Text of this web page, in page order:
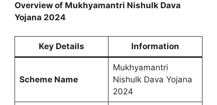
Overview of Mukhyamantri Nishulk Dava
Yojana 2024
Key Details Information
Scheme Name
Mukhyamantri
Nishulk Dava Yojana
2024